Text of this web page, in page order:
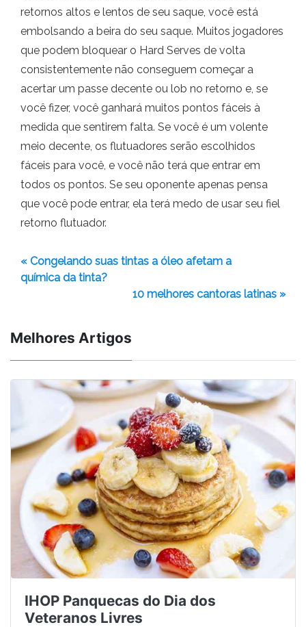
retornos altos e lentos de seu saque, você está
embolsando a beira do seu saque. Muitos jogadores
que podem bloquear o Hard Serves de volta
consistentemente não conseguem começar a
acertar um passe decente ou lob no retorno e, se
você fizer, você ganhará muitos pontos fáceis à
medida que sentirem falta. Se você é um volente
meio decente, os flutuadores serão escolhidos
fáceis para você, e você não terá que entrar em
todos os pontos. Se seu oponente apenas pensa
que você pode entrar, ela terá medo de usar seu fiel
retorno flutuador.
« Congelando suas tintas a óleo afetam a
química da tinta?
10 melhores cantoras latinas »
Melhores Artigos
IHOP Panquecas do Dia dos
Veteranos Livres